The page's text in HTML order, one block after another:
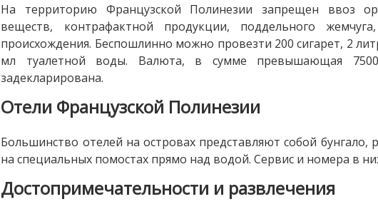
На территорию Французской Полинезии запрещен ввоз
веществ, контрафактной продукции, поддельного
происхождения. Беспошлинно можно провезти 200 сигарет, 2
мл туалетной воды. Валюта, в сумме превышающая
задекларирована.
Отели Французской Полинезии
Большинство отелей на островах представляют собой бунгало,
на специальных помостах прямо над водой. Сервис и номера в
Достопримечательности и развлечения